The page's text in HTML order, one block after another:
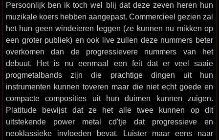
Persoonlijk ben ik toch wel blij dat deze zeven heren hun
muzikale koers hebben aangepast. Commercieel gezien zal
het hun geen windeieren leggen (ze kunnen nu mikken op
een groter publiek) en ook live zullen deze nummers beter
overkomen dan de progressievere nummers van het
debuut. Het is nu eenmaal een feit dat er veel saaie
progmetalbands zijn die prachtige dingen uit hun
instrumenten kunnen toveren maar die niet echt goede en
compacte composities uit hun duimen kunnen zuigen.
Platitude bewijst dat ze het alle twee kunnen op dit
uitstekende power metal cd'tje dat progressieve en
neoklassieke invloeden bevat. Luister maar eens naar